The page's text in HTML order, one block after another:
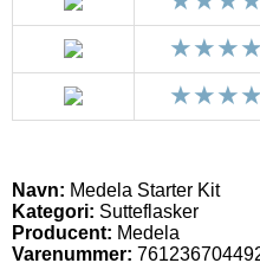
Navn: Medela Starter Kit
Kategori: Sutteflasker
Producent: Medela
Varenummer: